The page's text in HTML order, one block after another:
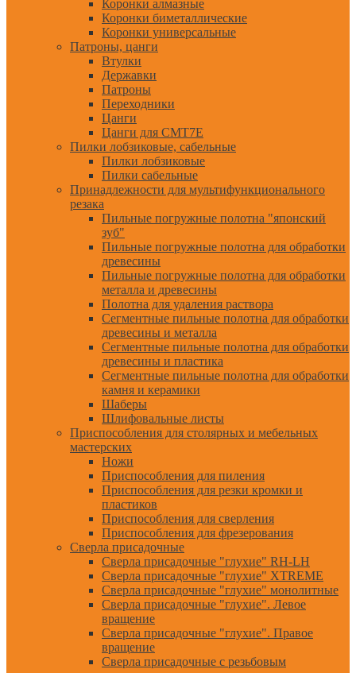
Коронки алмазные
Коронки биметаллические
Коронки универсальные
Патроны, цанги
Втулки
Державки
Патроны
Переходники
Цанги
Цанги для CMT7E
Пилки лобзиковые, сабельные
Пилки лобзиковые
Пилки сабельные
Принадлежности для мультифункционального
резака
Пильные погружные полотна "японский
зуб"
Пильные погружные полотна для обработки
древесины
Пильные погружные полотна для обработки
металла и древесины
Полотна для удаления раствора
Сегментные пильные полотна для обработки
древесины и металла
Сегментные пильные полотна для обработки
древесины и пластика
Сегментные пильные полотна для обработки
камня и керамики
Шаберы
Шлифовальные листы
Приспособления для столярных и мебельных
мастерских
Ножи
Приспособления для пиления
Приспособления для резки кромки и
пластиков
Приспособления для сверления
Приспособления для фрезерования
Сверла присадочные
Сверла присадочные "глухие" RH-LH
Сверла присадочные "глухие" XTREME
Сверла присадочные "глухие" монолитные
Сверла присадочные "глухие". Левое
вращение
Сверла присадочные "глухие". Правое
вращение
Сверла присадочные с резьбовым